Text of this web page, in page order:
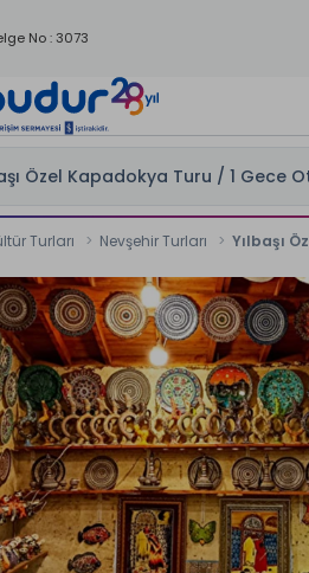
No : 3073
Turları Nevşehir Turları Yılbaşı